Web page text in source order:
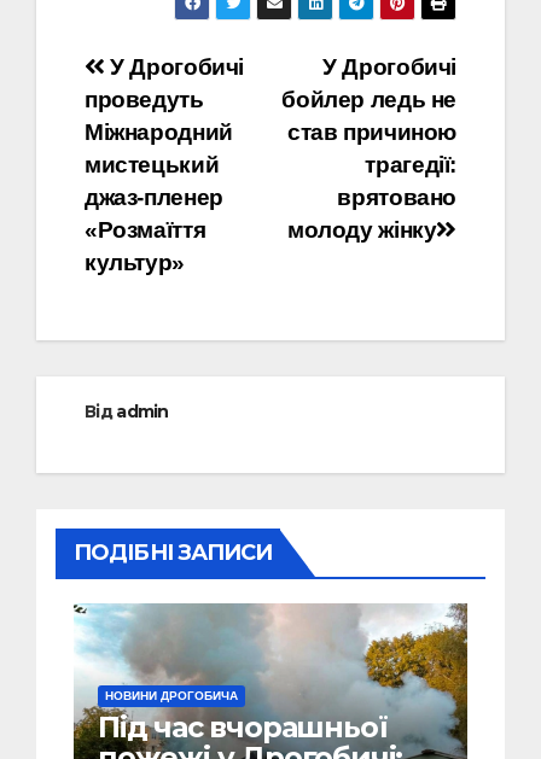
Навігація
записів
У Дрогобичі
бойлер ледь не
став причиною
трагедії:
врятовано
молоду жінку
У Дрогобичі
проведуть
Міжнародний
мистецький
джаз-пленер
«Розмаїття
культур»
Відadmin
ПОДІБНІ ЗАПИСИ
НОВИНИ ДРОГОБИЧА
Під час вчорашньої